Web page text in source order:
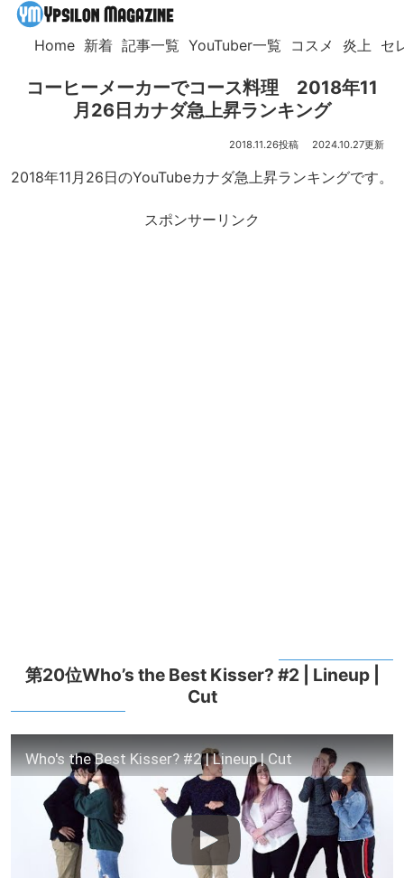
Home 新着 記事一覧 YouTuber一覧 コスメ 炎上 セ
コーヒーメーカーでコース料理 2018年11
月26日カナダ急上昇ランキング
2018.11.26 2024.10.27
2018年11月26日のYouTubeカナダ急上昇ランキングです。
スポンサーリンク
第20位Who’s the Best Kisser? #2 | Lineup |
Cut
Who's the Best Kisser? #2 | Lineup | Cut